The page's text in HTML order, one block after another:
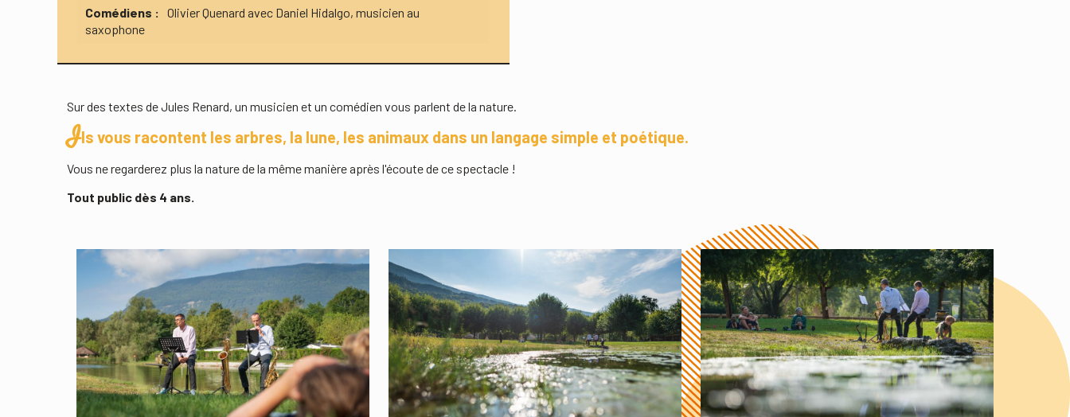
Comédiens : Olivier Quenard avec Daniel Hidalgo, musicien au
saxophone
Sur des textes de Jules Renard, un musicien et un comédien vous parlent de la nature.
Ils vous racontent les arbres, la lune, les animaux dans un langage simple et poétique.
Vous ne regarderez plus la nature de la même manière après l'écoute de ce spectacle !
Tout public dès 4 ans.